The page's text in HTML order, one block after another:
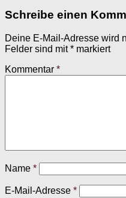
Schreibe einen
Deine E-Mail-Adresse wird
Felder sind mit* markiert
Kommentar *
Name *
E-Mail-Adresse *